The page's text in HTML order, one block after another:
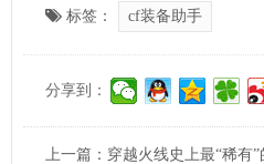
标签： cf装备助手
分享到：
上一篇： 穿越火线史上最“稀有